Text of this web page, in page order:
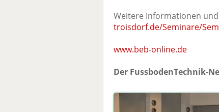
Weitere Informationen
troisdorf.de/Seminare/
www.beb-online.de
Der FussbodenTechnik-